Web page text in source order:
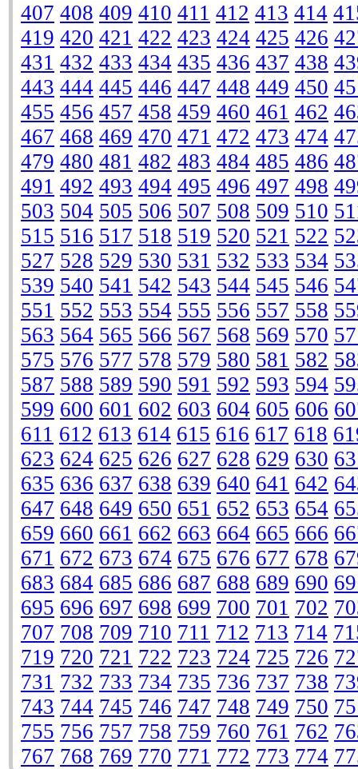
407 408 409 410 411 412 413 414
419 420 421 422 423 424 425 426
431 432 433 434 435 436 437 438
443 444 445 446 447 448 449 450
455 456 457 458 459 460 461 462
467 468 469 470 471 472 473 474
479 480 481 482 483 484 485 486
491 492 493 494 495 496 497 498
503 504 505 506 507 508 509 510
515 516 517 518 519 520 521 522
527 528 529 530 531 532 533 534
539 540 541 542 543 544 545 546
551 552 553 554 555 556 557 558
563 564 565 566 567 568 569 570
575 576 577 578 579 580 581 582
587 588 589 590 591 592 593 594
599 600 601 602 603 604 605 606
611 612 613 614 615 616 617 618
623 624 625 626 627 628 629 630
635 636 637 638 639 640 641 642
647 648 649 650 651 652 653 654
659 660 661 662 663 664 665 666
671 672 673 674 675 676 677 678
683 684 685 686 687 688 689 690
695 696 697 698 699 700 701 702
707 708 709 710 711 712 713 714
719 720 721 722 723 724 725 726
731 732 733 734 735 736 737 738
743 744 745 746 747 748 749 750
755 756 757 758 759 760 761 762
767 768 769 770 771 772 773 774